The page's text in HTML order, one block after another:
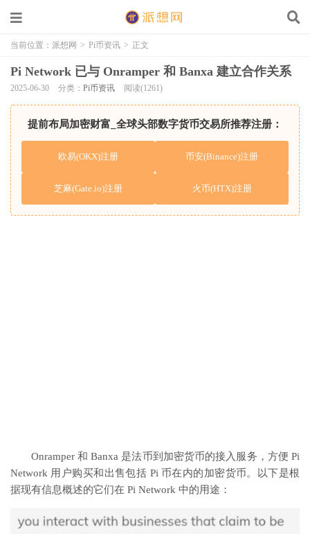
当前位置： 派想网 > Pi币资讯 > 正文
Pi Network 已与 Onramper 和 Banxa 建立合作关系
2025-06-30 分类： Pi币资讯 阅读(1261)
提前布局加密财富_全球头部数字货币交易所推荐注册：
欧易(OKX)注册 币安(Binance)注册
芝麻(Gate.io)注册 火币(HTX)注册
Onramper 和 Banxa 是法币到加密货币的接入服务，方便 Pi
Network 用户购买和出售包括 Pi 币在内的加密货币。以下是根
据现有信息概述的它们在 Pi Network 中的用途：